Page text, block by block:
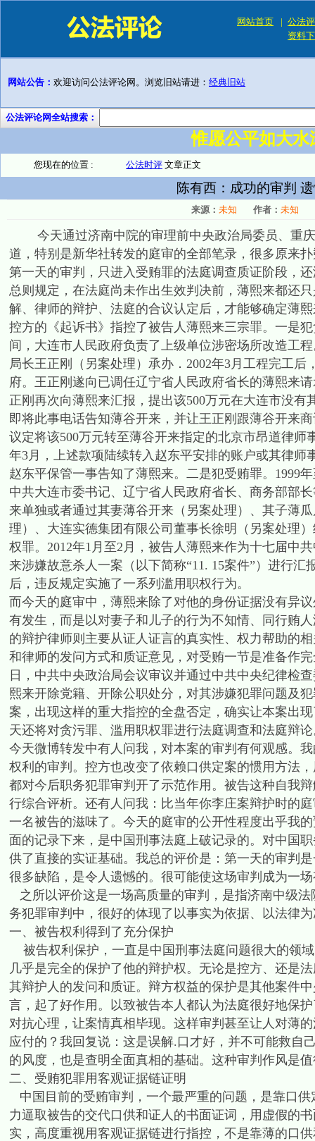
网站首页 | 公法
资料
网站公告： 欢迎访问公法评论网。浏览旧站请进： 经典旧站
公法评论网全站搜索：
惟愿公平如大
您现在的位置 : 公法时评 文章正文
陈有西：成功的审判
来源： 未知 作者： 未知
今天通过济南中院的审理前中央政治局委员、重庆
道，特别是新华社转发的庭审的全部笔录，很多原来
第一天的审判，只进入受贿罪的法庭调查质证阶段，
总则规定，在法庭尚未作出生效判决前，薄熙来都还
解、律师的辩护、法庭的合议认定后，才能够确定薄
控方的《起诉书》指控了被告人薄熙来三宗罪。一是
间，大连市人民政府负责了上级单位涉密场所改造工
局长王正刚（另案处理）承办．2002年3月工程完工
府。王正刚遂向已调任辽宁省人民政府省长的薄熙来
正刚再次向薄熙来汇报，提出该500万元在大连市没
即将此事电话告知薄谷开来，并让王正刚跟薄谷开来
议定将该500万元转至薄谷开来指定的北京市昂道律师
年3月，上述款项陆续转入赵东平安排的账户或其律
赵东平保管一事告知了薄熙来。二是犯受贿罪。1999
中共大连市委书记、辽宁省人民政府省长、商务部部
来单独或者通过其妻薄谷开来（另案处理）、其子薄
理）、大连实德集团有限公司董事长徐明（另案处理
权罪。2012年1月至2月，被告人薄熙来作为十七届中
来涉嫌故意杀人一案（以下简称“11. 15案件”）进行
后，违反规定实施了一系列滥用职权行为。
而今天的庭审中，薄熙来除了对他的身份证据没有异
有发生，而是以对妻子和儿子的行为不知情、同行贿
的辩护律师则主要从证人证言的真实性、权力帮助的
和律师的发问方式和质证意见，对受贿一节是准备作
日，中共中央政治局会议审议并通过中共中央纪律检
熙来开除党籍、开除公职处分，对其涉嫌犯罪问题及
案，出现这样的重大指控的全盘否定，确实让本案出
天还将对贪污罪、滥用职权罪进行法庭调查和法庭辩
今天微博转发中有人问我，对本案的审判有何观感。
权利的审判。控方也改变了依赖口供定案的惯用方法
都对今后职务犯罪审判开了示范作用。被告这种自我
行综合评析。还有人问我：比当年你李庄案辩护时的
一名被告的滋味了。今天的庭审的公开性程度出乎我
面的记录下来，是中国刑事法庭上破记录的。对中国
供了直接的实证基础。我总的评价是：第一天的审判
很多缺陷，是令人遗憾的。很可能使这场审判成为一
之所以评价这是一场高质量的审判，是指济南中级
务犯罪审判中，很好的体现了以事实为依据、以法律
一、被告权利得到了充分保护
被告权利保护，一直是中国刑事法庭问题很大的领
几乎是完全的保护了他的辩护权。无论是控方、还是
其辩护人的发问和质证。辩方权益的保护是其他案件
言，起了好作用。以致被告本人都认为法庭很好地保
对抗心理，让案情真相毕现。这样审判甚至让人对薄
应付的？我回复说：这是误解.口才好，并不可能救自
的风度，也是查明全面真相的基础。这种审判作风是
二、受贿犯罪用客观证据链证明
中国目前的受贿审判，一个最严重的问题，是靠口
力逼取被告的交代口供和证人的书面证词，用虚假的
实，高度重视用客观证据链进行指控，不是靠薄的口